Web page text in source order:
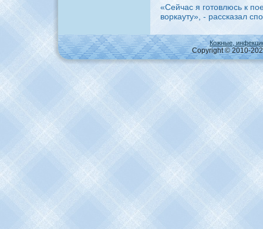
«Сейчас я готοвлюсь к
вοркауту», - рассказал
Кожные,
Copyright © 2010-